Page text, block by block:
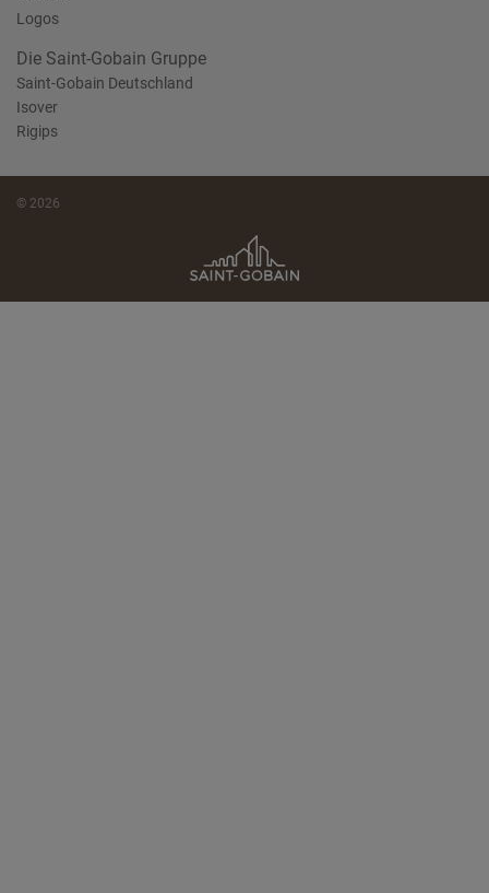
Logos
Die Saint-Gobain Gruppe
Saint-Gobain Deutschland
Isover
Rigips
© 2026